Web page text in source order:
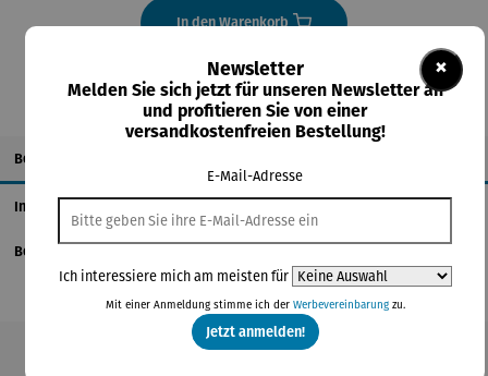
In den Warenkorb
Beschreibung
Informationen zum Hersteller
Bewertungen
×
Newsletter
Melden Sie sich jetzt für unseren Newsletter an
und profitieren Sie von einer
versandkostenfreien Bestellung!
E-Mail-Adresse
Ich interessiere mich am meisten für
Mit einer Anmeldung stimme ich der Werbevereinbarungzu.
Jetzt anmelden!